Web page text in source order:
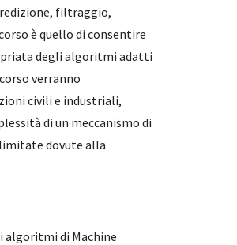
filtraggio,
è quello di consentire
degli algoritmi adatti
verranno
civili e industriali,
di un meccanismo di
dovute alla
algoritmi di Machine